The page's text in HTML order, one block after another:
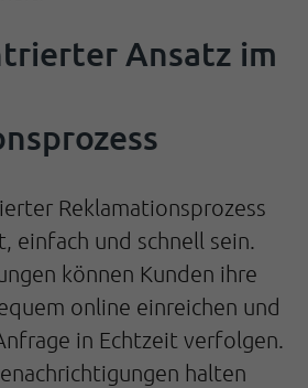
Ansatz im
Reklamationsprozess
einfach und schnell sein.
können Kunden ihre
online einreichen und
in Echtzeit verfolgen.
halten